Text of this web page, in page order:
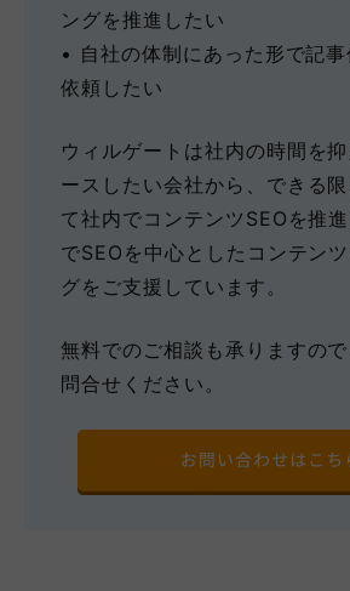
ングを推進したい
• 自社の体制にあった形で記
依頼したい
ウィルゲートは社内の時間を
ースしたい会社から、できる限
て社内でコンテンツSEOを推
でSEOを中心としたコンテン
グをご支援しています。
無料でのご相談も承りますの
問合せください。